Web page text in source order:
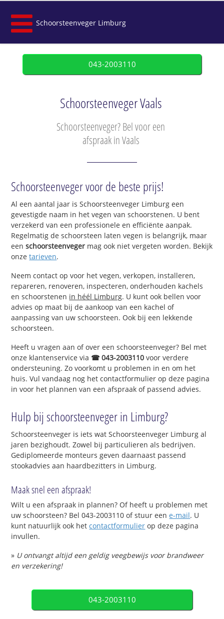
Schoorsteenveger Limburg
043-2003110
Schoorsteenveger Vaals
Schoorsteenveger? Bel voor een
afspraak in Vaals
Schoorsteenveger voor de beste prijs!
Al een aantal jaar is Schoorsteenveger Limburg een
gevestigde naam in het vegen van schoorstenen. U bent
verzekerd van een professionele en efficiënte aanpak.
Regelmatig de schoorsteen laten vegen is belangrijk, maar
eenschoorsteenveger mag ook niet vergeten worden. Bekijk
onzetarieven.
Neem contact op voor het vegen, verkopen, installeren,
repareren, renoveren, inspecteren, onderhouden kachels
en schoorstenen in héél Limburg. U kunt ook bellen voor
advies op maat bij de aankoop van een kachel of
aanpassing van uw schoorsteen. Ook bij een lekkende
schoorsteen.
Heeft u vragen aan of over een schoorsteenveger? Bel met
onze klantenservice via ☎ 043-2003110 voor verdere
ondersteuning. Zo voorkomt u problemen in en om het
huis. Vul vandaag nog het contactformulier op deze pagina
in voor het plannen van een afspraak of passend advies.
Hulp bij schoorsteenveger in Limburg?
Schoorsteenveger is iets wat Schoorsteenveger Limburg al
jaren bezighoudt. Zowel bij particulieren als bedrijven.
Gediplomeerde monteurs geven daarnaast passend
stookadvies aan haardbezitters in Limburg.
Maak snel een afspraak!
Wilt u een afspraak in plannen? Of heeft u problemen met
uw schoorsteen? Bel 043-2003110 of stuur eene-mail. U
kunt natuurlijk ook hetcontactformulier op deze pagina
invullen.
» U ontvangt altijd een geldig veegbewijs voor brandweer
en verzekering!
043-2003110